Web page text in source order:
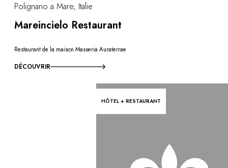
Polignano a Mare, Italie
Mareincielo Restaurant
Restaurant de la maison Masseria Auraterrae
DÉCOUVRIR
HÔTEL + RESTAURANT